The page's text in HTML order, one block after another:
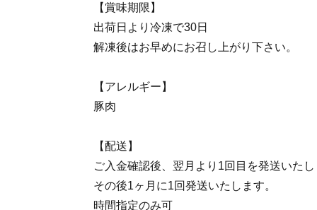
【賞味期限】
出荷日より冷凍で30日
解凍後はお早めにお召し上がり下さい。
【アレルギー】
豚肉
【配送】
ご入金確認後、翌月より1回目を発送いた
その後1ヶ月に1回発送いたします。
時間指定のみ可